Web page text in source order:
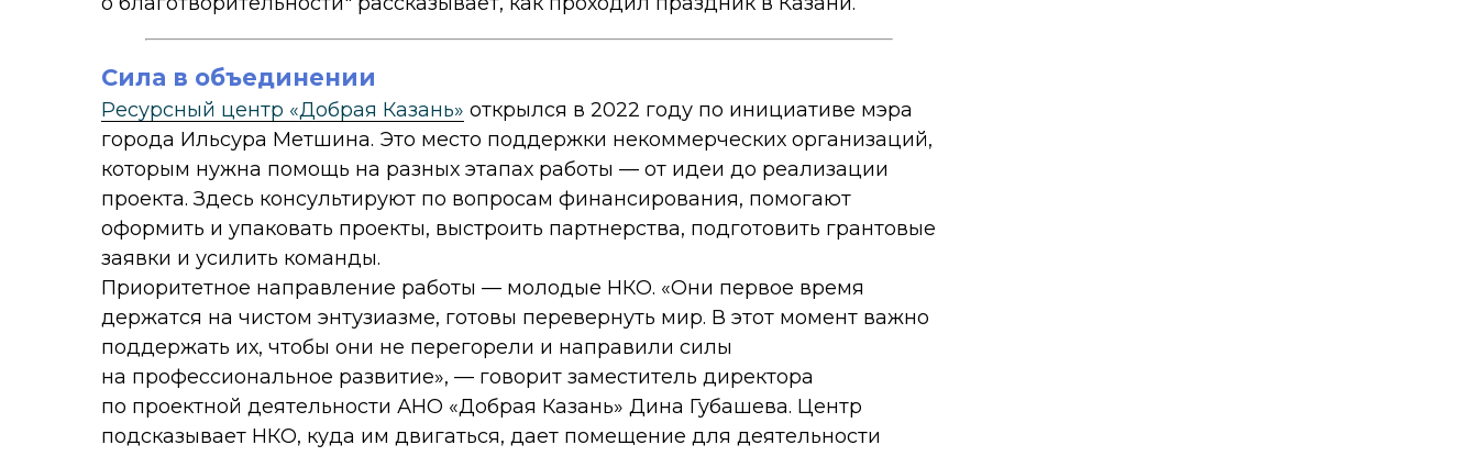
Сила в объединении
Ресурсный центр «Добрая Казань» открылся в 2022 году по инициативе мэра
города Ильсура Метшина. Это место поддержки некоммерческих организаций,
которым нужна помощь на разных этапах работы — от идеи до реализации
проекта. Здесь консультируют по вопросам финансирования, помогают
оформить и упаковать проекты, выстроить партнерства, подготовить грантовые
заявки и усилить команды.
Приоритетное направление работы — молодые НКО. «Они первое время
держатся на чистом энтузиазме, готовы перевернуть мир. В этот момент важно
поддержать их, чтобы они не перегорели и направили силы
на профессиональное развитие», — говорит заместитель директора
по проектной деятельности АНО «Добрая Казань» Дина Губашева. Центр
подсказывает НКО, куда им двигаться, дает помещение для деятельности